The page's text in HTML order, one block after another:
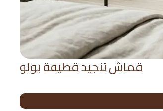
قماش تنجيد قطيفة بولو